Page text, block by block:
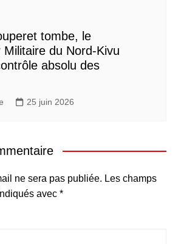
tombe, le
Militaire du Nord-Kivu
absolu des
25 juin 2026
ne sera pas publiée. Les champs
avec *